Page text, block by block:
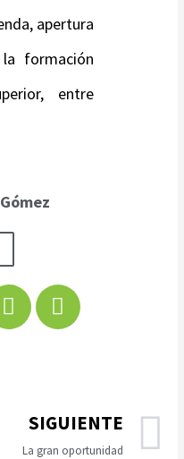
apertura
formación
entre
SIGUIENTE
La gran oportunidad